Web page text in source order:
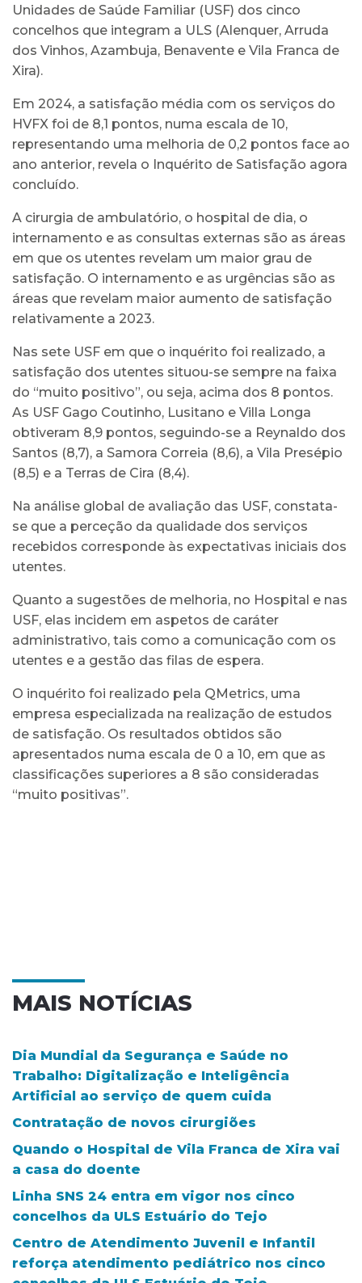
Unidades de Saúde Familiar (USF) dos cinco
concelhos que integram a ULS (Alenquer, Arruda
dos Vinhos, Azambuja, Benavente e Vila Franca de
Xira).
Em 2024, a satisfação média com os serviços do
HVFX foi de 8,1 pontos, numa escala de 10,
representando uma melhoria de 0,2 pontos face ao
ano anterior, revela o Inquérito de Satisfação agora
concluído.
A cirurgia de ambulatório, o hospital de dia, o
internamento e as consultas externas são as áreas
em que os utentes revelam um maior grau de
satisfação. O internamento e as urgências são as
áreas que revelam maior aumento de satisfação
relativamente a 2023.
Nas sete USF em que o inquérito foi realizado, a
satisfação dos utentes situou-se sempre na faixa
do “muito positivo”, ou seja, acima dos 8 pontos.
As USF Gago Coutinho, Lusitano e Villa Longa
obtiveram 8,9 pontos, seguindo-se a Reynaldo dos
Santos (8,7), a Samora Correia (8,6), a Vila Presépio
(8,5) e a Terras de Cira (8,4).
Na análise global de avaliação das USF, constata-
se que a perceção da qualidade dos serviços
recebidos corresponde às expectativas iniciais dos
utentes.
Quanto a sugestões de melhoria, no Hospital e nas
USF, elas incidem em aspetos de caráter
administrativo, tais como a comunicação com os
utentes e a gestão das filas de espera.
O inquérito foi realizado pela QMetrics, uma
empresa especializada na realização de estudos
de satisfação. Os resultados obtidos são
apresentados numa escala de 0 a 10, em que as
classificações superiores a 8 são consideradas
“muito positivas”.
MAIS NOTÍCIAS
Dia Mundial da Segurança e Saúde no
Trabalho: Digitalização e Inteligência
Artificial ao serviço de quem cuida
Contratação de novos cirurgiões
Quando o Hospital de Vila Franca de Xira vai
a casa do doente
Linha SNS 24 entra em vigor nos cinco
concelhos da ULS Estuário do Tejo
Centro de Atendimento Juvenil e Infantil
reforça atendimento pediátrico nos cinco